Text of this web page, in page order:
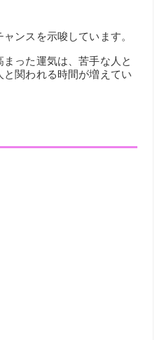
ャンスを示唆しています。
った運気は、苦手な人と
関われる時間が増えてい